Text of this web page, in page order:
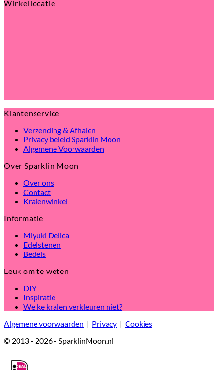
Winkellocatie
Klantenservice
Verzending & Afhalen
Privacy beleid Sparklin Moon
Algemene Voorwaarden
Over Sparklin Moon
Over ons
Contact
Kralenwinkel
Informatie
Miyuki Delica
Edelstenen
Bedels
Leuk om te weten
DIY
Inspiratie
Welke kralen verkleuren niet?
Algemene voorwaarden | Privacy | Cookies
© 2013 - 2026 - SparklinMoon.nl